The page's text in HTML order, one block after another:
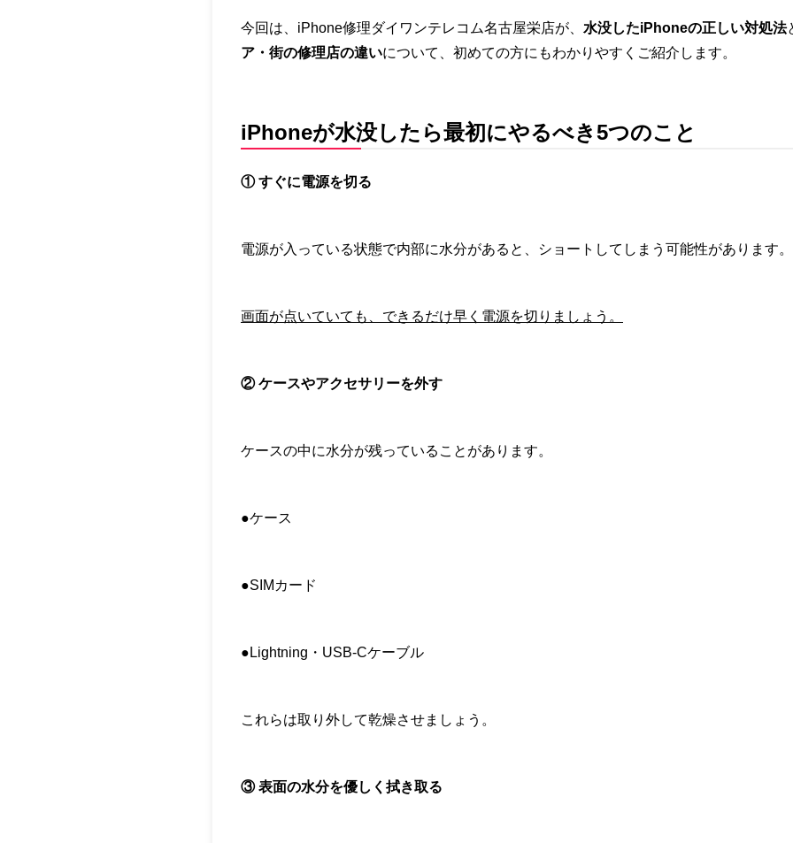
今回は、iPhone修理ダイワンテレコム名古屋栄店が、 水没したiPhoneの正しい対処法
ア・街の修理店の違いについて、初めての方にもわかりやすくご紹介します。
iPhoneが水没したら最初にやるべき5つのこと
① すぐに電源を切る
電源が入っている状態で内部に水分があると、ショートしてしまう可能性があります
画面が点いていても、できるだけ早く電源を切りましょう。
② ケースやアクセサリーを外す
ケースの中に水分が残っていることがあります。
●ケース
●SIMカード
●Lightning・USB-Cケーブル
これらは取り外して乾燥させましょう。
③ 表面の水分を優しく拭き取る